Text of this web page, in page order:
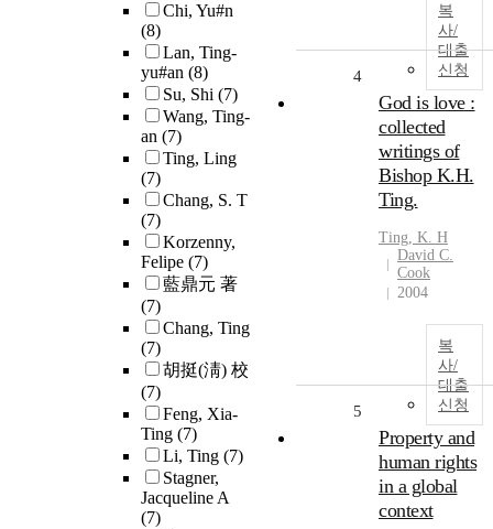
Chi, Yu#n
(8)
Lan, Ting-
yu#an (8)
Su, Shi (7)
Wang, Ting-
an (7)
Ting, Ling
(7)
Chang, S. T
(7)
Korzenny,
Felipe (7)
藍鼎元 著
(7)
Chang, Ting
(7)
胡挺(淸) 校
(7)
Feng, Xia-
Ting (7)
Li, Ting (7)
Stagner,
Jacqueline A
(7)
복
사/
대출
신청
4
God is love :
collected
writings of
Bishop K.H.
Ting.
Ting, K. H
David C.
Cook
2004
복
사/
대출
신청
5
Property and
human rights
in a global
context